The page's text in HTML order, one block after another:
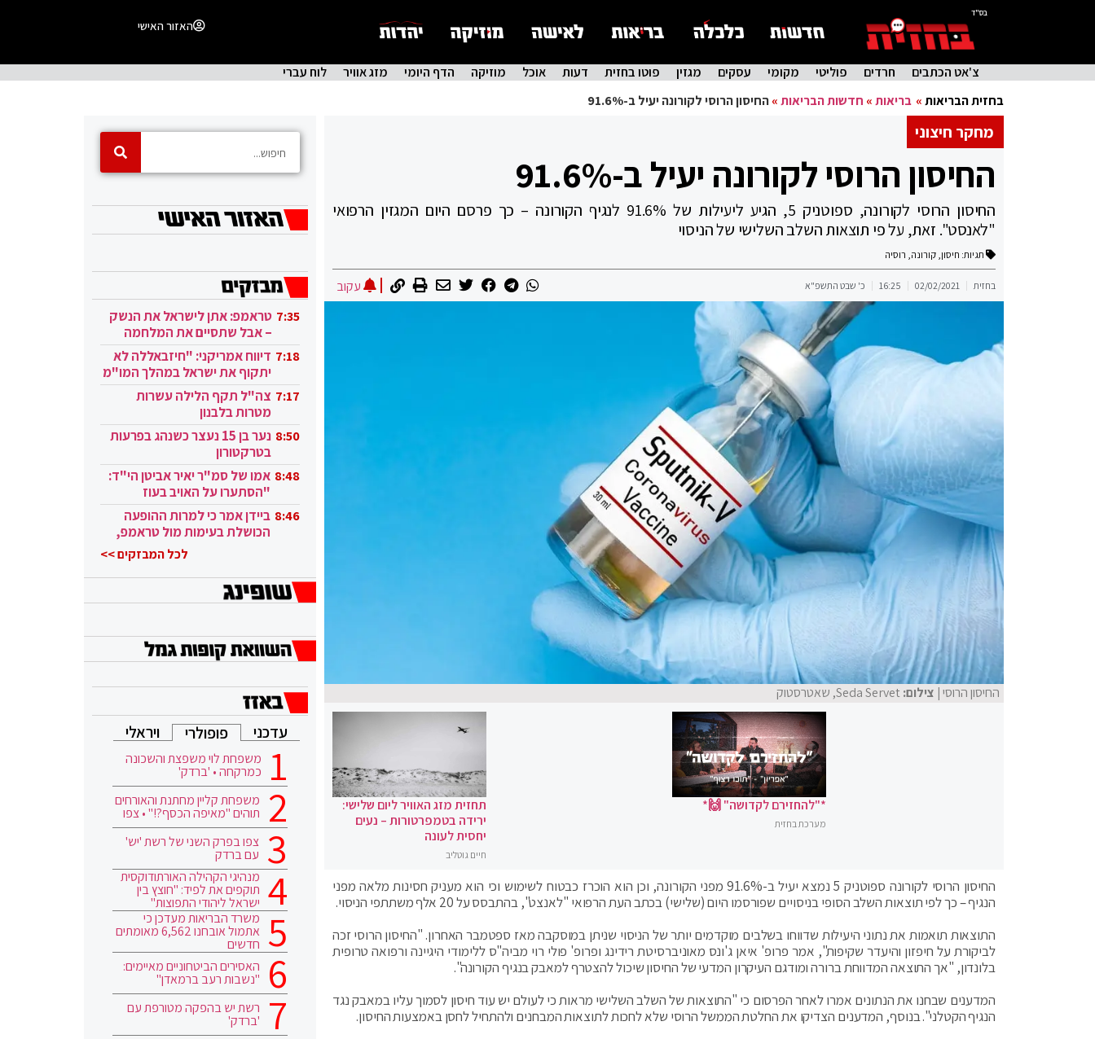
בס"ד
האזור האישי
צ'אט הכתבים חרדים פוליטי מקומי עסקים מגזין פוטו בחזית דעות אוכל מוזיקה הדף היומי מזג אוויר
לוח עברי
בחזית הבריאות» בריאות» חדשות הבריאות»החיסון הרוסי לקורונה יעיל ב-91.6%
מחקר חיצוני
החיסון הרוסי לקורונה יעיל ב-91.6%
החיסון הרוסי לקורונה, ספוטניק 5, הגיע ליעילות של 91.6% לנגיף הקורונה – כך פרסם היום המגזין הרפואי
"לאנסט". זאת, על פי תוצאות השלב השלישי של הניסוי
תגיות: חיסון, קורונה, רוסיה
בחזית 02/02/2021
16:25 כ' שבט התשפ"א עקוב
החיסון הרוסי| צילום:Seda Servet, שאטרסטוק
*"להחזירם לקדושה" 🙌*
מערכת בחזית
תחזית מזג האוויר ליום שלישי:
ירידה בטמפרטורות – נעים
יחסית לעונה
חיים גוטליב
החיסון הרוסי לקורונה ספוטניק 5 נמצא יעיל ב-91.6% מפני הקורונה, וכן הוא הוכרז כבטוח לשימוש וכי הוא מעניק חסינות מלאה מפני
הנגיף – כך לפי תוצאות השלב הסופי בניסויים שפורסמו היום (שלישי) בכתב העת הרפואי "לאנצט", בהתבסס על 20 אלף משתתפי הניסוי.
התוצאות תואמות את נתוני היעילות שדווחו בשלבים מוקדמים יותר של הניסוי שניתן במוסקבה מאז ספטמבר האחרון. "החיסון הרוסי זכה
לביקורת על חיפזון והיעדר שקיפות", אמר פרופ' איאן ג'ונס מאוניברסיטת רידינג ופרופ' פולי רוי מביה"ס ללימודי היגיינה ורפואה טרופית
בלונדון, "אך התוצאה המדווחת ברורה ומודגם העיקרון המדעי של החיסון שיכול להצטרף למאבק בנגיף הקורונה".
המדענים שבחנו את הנתונים אמרו לאחר הפרסום כי "התוצאות של השלב השלישי מראות כי לעולם יש עוד חיסון לסמוך עליו במאבק נגד
הנגיף הקטלני". בנוסף, המדענים הצדיקו את החלטת הממשל הרוסי שלא לחכות לתוצאות המבחנים ולהתחיל לחסן באמצעות החיסון.
7:35 טראמפ: אתן לישראל את הנשק
– אבל שתסיים את המלחמה
בעזה 7:18 דיווח אמריקני: "חיזבאללה לא
יתקוף את ישראל במהלך המו"מ
בקטאר" 7:17 צה"ל תקף הלילה עשרות
מטרות בלבנון
8:50
נער בן 15 נעצר כשנהג בפרעות
בטרקטורון
8:48 אמו של סמ"ר יאיר אביטן הי"ד:
"הסתערו על האויב בעוז
ובגבורה" 8:46 ביידן אמר כי למרות ההופעה
הכושלת בעימות מול טראמפ,
לכל המבזקים >>
עדכני פופולרי ויראלי
משפחת לוי משפצת והשכונה
כמרקחה • 'ברדק'
משפחת קליין מחתנת והאורחים
תוהים "מאיפה הכסף?!" • צפו
צפו בפרק השני של רשת 'יש'
עם ברדק
מנהיגי הקהילה האורתודוקסית
תוקפים את לפיד: "חוצץ בין
ישראל ליהודי התפוצות"
משרד הבריאות מעדכן כי
אתמול אובחנו 6,562 מאומתים
חדשים
האסירים הביטחוניים מאיימים:
"נשבות רעב ברמאדן"
רשת יש בהפקה מטורפת עם
'ברדק'